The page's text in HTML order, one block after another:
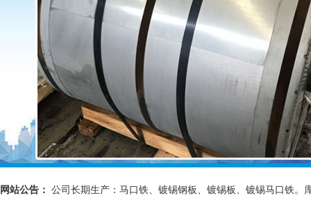
网站公告： 公司长期生产：马口铁、镀锡钢板、镀锡板、镀锡马口铁。